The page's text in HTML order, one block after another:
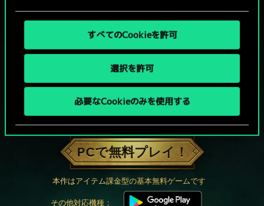
すべてのCookieを許可
選択を許可
必要なCookieのみを使用する
グウェントでひと勝負といかない
か？
PCで無料プレイ！
本作はアイテム課金型の基本無料ゲームです
その他対応機種：